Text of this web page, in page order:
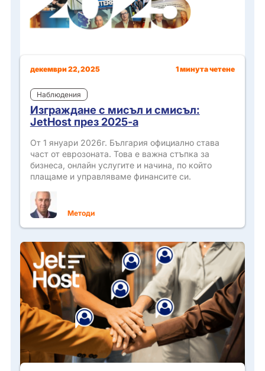
декември 22, 2025 1 минута четене
Наблюдения
Изграждане с мисъл и смисъл:
JetHost през 2025-а
От 1 януари 2026г. България официално става
част от еврозоната. Това е важна стъпка за
бизнеса, онлайн услугите и начина, по който
плащаме и управляваме финансите си.
Методи